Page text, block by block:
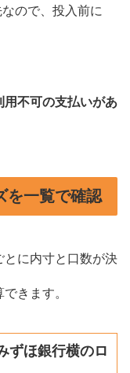
ので、投入前に
用不可の支払いがあ
を一覧で確認
とに内寸と口数が決
きます。
ずほ銀行横のロ